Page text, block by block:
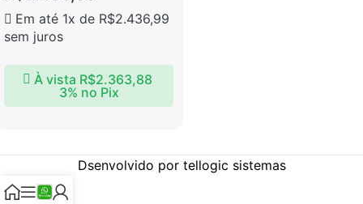
Em até 1x de R$2.436,99
sem juros
À vista R$2.363,88
3% no Pix
Dsenvolvido por tellogic sistemas